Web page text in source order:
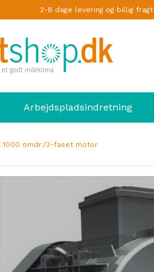
2-8 dage levering og billig fragt
Arbejdspladsindretning
1000 omdr./3-faset motor